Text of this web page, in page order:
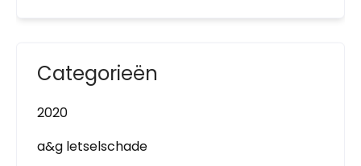
Categorieën
2020
a&g letselschade